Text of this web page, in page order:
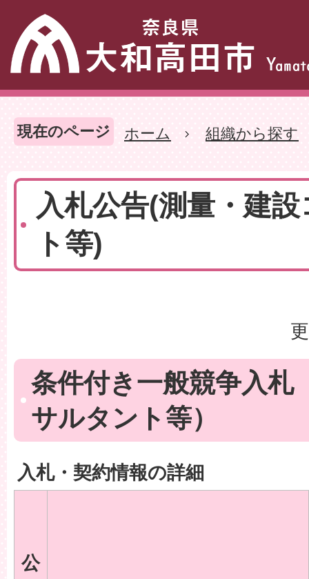
現在のページ ホーム 組織から探す
入札公告(測量・建
ト等)
条件付き一般競争入札
サルタント等）
入札・契約情報の詳細
公